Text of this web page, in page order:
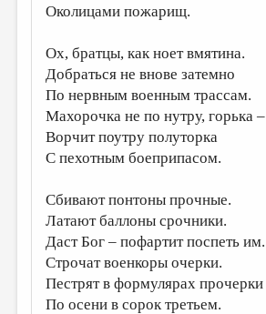
Околицами пожарищ.
Ох, братцы, как ноет вмятина.
Добраться не внове затемно
По нервным военным трассам.
Махорочка не по нутру, горька –
Ворчит поутру полуторка
С пехотным боеприпасом.
Сбивают понтоны прочные.
Латают баллоны срочники.
Даст Бог – пофартит поспеть им.
Строчат военкоры очерки.
Пестрят в формулярах прочерки
По осени в сорок третьем.